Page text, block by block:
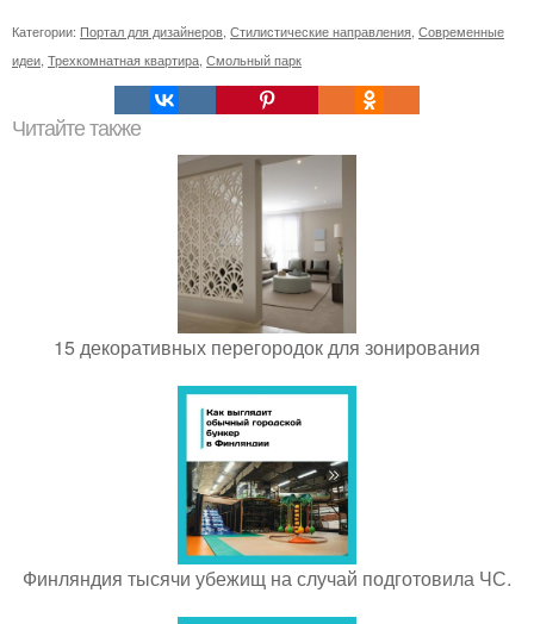
Категории: Портал для дизайнеров, Стилистические направления, Современные
идеи, Трехкомнатная квартира, Смольный парк
Читайте также
15 декоративных перегородок для зонирования
Финляндия тысячи убежищ на случай подготовила ЧС.